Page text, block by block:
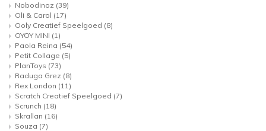
Nobodinoz (39)
Oli & Carol (17)
Ooly Creatief Speelgoed (8)
OYOY MINI (1)
Paola Reina (54)
Petit Collage (5)
PlanToys (73)
Raduga Grez (8)
Rex London (11)
Scratch Creatief Speelgoed (7)
Scrunch (18)
Skrallan (16)
Souza (7)